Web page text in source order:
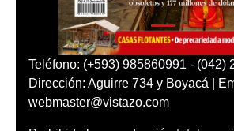
Teléfono: (+593) 985860991 - (042)
Dirección: Aguirre 734 y Boyacá |
webmaster@vistazo.com